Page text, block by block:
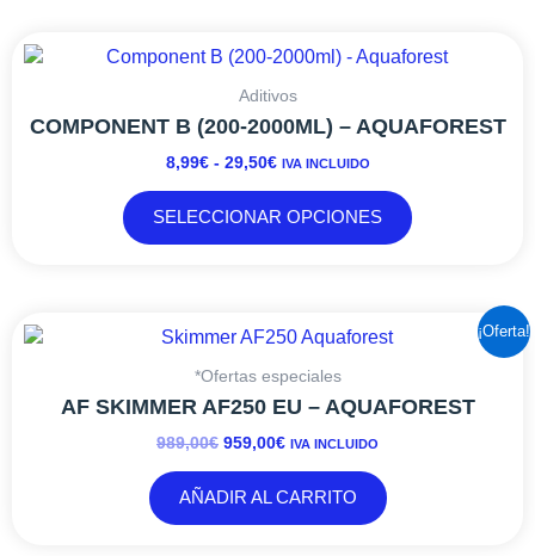
página
Aditivos
COMPONENT B (200-2000ML) – AQUAFOREST
8,99€ - 29,50€
DE
PRECIOS:
DESDE
HASTA
29,50€
IVA INCLUIDO
SELECCIONAR OPCIONES
producto
múltiples
se
producto
¡Oferta!
*Ofertas especiales
AF SKIMMER AF250 EU – AQUAFOREST
989,00€
PRECIO
ORIGINAL
ERA:
959,00€
PRECIO
ACTUAL
ES:
959,00€.
IVA INCLUIDO
AÑADIR AL CARRITO